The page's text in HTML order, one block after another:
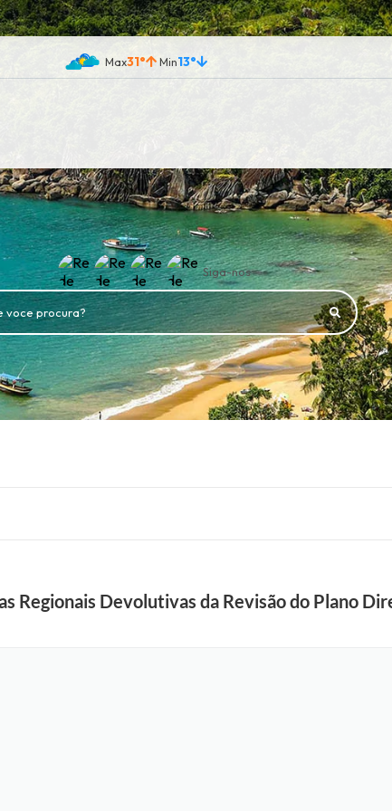
31° 13°
Siga-nos
procura?
Regionais Devolutivas da Revisão do Plano